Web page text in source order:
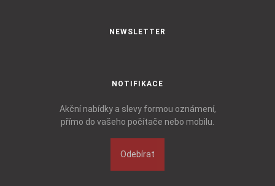
NEWSLETTER
NOTIFIKACE
Akční nabídky a slevy formou oznámení,
přímo do vašeho počítače nebo mobilu.
Odebírat